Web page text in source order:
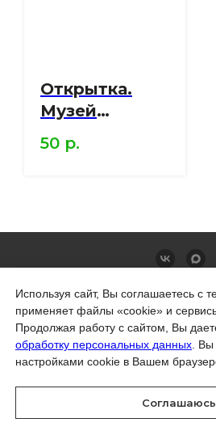
Открытка.
Музей
Набоковы
50 р.
Политика обработки
Политика СПбГУ в
персональных
© Санкт-Петербургский
университет,
199034, Россия,
Университетская
Используя сайт, Вы соглашаетесь с
применяет файлы «cookie» и
Продолжая работу с сайтом, Вы
обработку персональных данных. Вы
настройками cookie в Вашем
Соглашаюсь